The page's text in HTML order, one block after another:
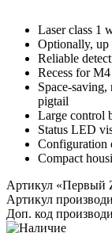
Laser class 1
Optionally, up
Reliable
Recess for
Space-
pigtail
Large control
Status LED
Configuration
Compact
Артикул «Первый
Артикул
Доп. код